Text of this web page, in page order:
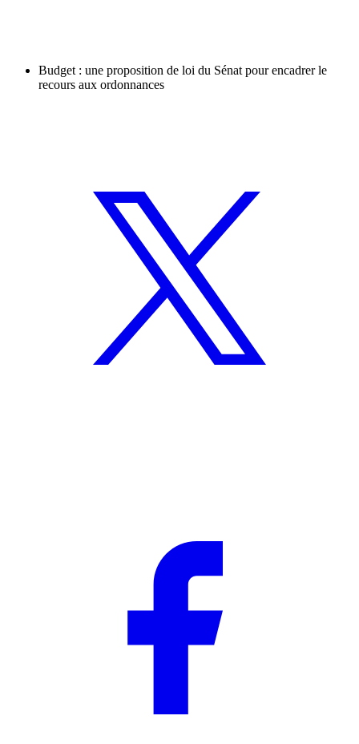
Budget : une proposition de loi du Sénat pour encadrer le
recours aux ordonnances